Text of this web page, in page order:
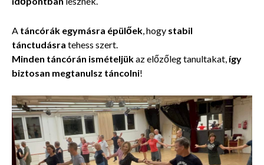
A táncórák egymásra épülőek , hogy stabil
tánctudásra tehess szert.
Minden táncórán ismételjükaz előzőleg tanultakat, így
biztosan megtanulsz táncolni!